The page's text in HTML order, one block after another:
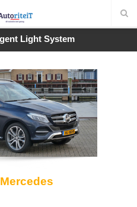
Light System